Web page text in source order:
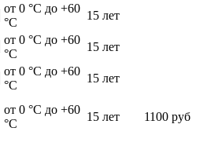
от 0 °С до +60
°С
15 лет
от 0 °С до +60
°С
15 лет
от 0 °С до +60
°С
15 лет
от 0 °С до +60
°С
15 лет 1100 руб